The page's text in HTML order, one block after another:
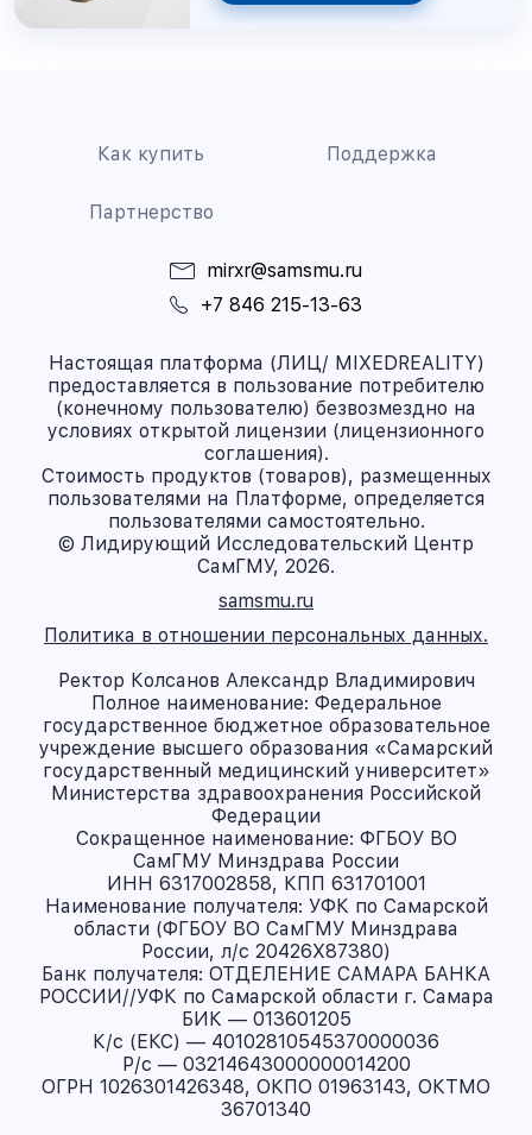
Как купить Поддержка
Партнерство
mirxr@samsmu.ru
+7 846 215-13-63
Настоящая платформа (ЛИЦ/ MIXEDREALITY)
предоставляется в пользование потребителю
(конечному пользователю) безвозмездно на
условиях открытой лицензии (лицензионного
соглашения).
Стоимость продуктов (товаров), размещенных
пользователями на Платформе, определяется
пользователями самостоятельно.
© Лидирующий Исследовательский Центр
СамГМУ, 2026.
samsmu.ru
Политика в отношении персональных данных.
Ректор Колсанов Александр Владимирович
Полное наименование: Федеральное
государственное бюджетное образовательное
учреждение высшего образования «Самарский
государственный медицинский университет»
Министерства здравоохранения Российской
Федерации
Сокращенное наименование: ФГБОУ ВО
СамГМУ Минздрава России
ИНН 6317002858, КПП 631701001
Наименование получателя: УФК по Самарской
области (ФГБОУ ВО СамГМУ Минздрава
России, л/с 20426X87380)
Банк получателя: ОТДЕЛЕНИЕ САМАРА БАНКА
РОССИИ//УФК по Самарской области г. Самара
БИК — 013601205
К/с (ЕКС) — 40102810545370000036
Р/с — 03214643000000014200
ОГРН 1026301426348, ОКПО 01963143, ОКТМО
36701340